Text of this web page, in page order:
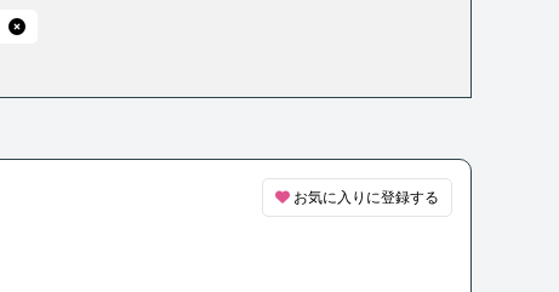
お気に入りに登録する